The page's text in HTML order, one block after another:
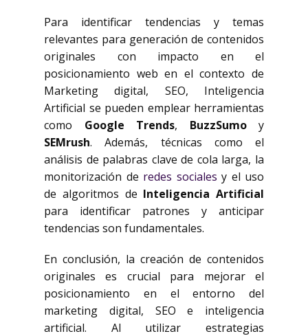
Para identificar tendencias y temas
relevantes para generación de contenidos
originales con impacto en el
posicionamiento web en el contexto de
Marketing digital, SEO, Inteligencia
Artificial se pueden emplear herramientas
como Google Trends, BuzzSumoy
SEMrush. Además, técnicas como el
análisis de palabras clave de cola larga, la
monitorización de redes sociales y el uso
de algoritmos de Inteligencia Artificial
para identificar patrones y anticipar
tendencias son fundamentales.
En conclusión, la creación de contenidos
originales es crucial para mejorar el
posicionamiento en el entorno del
marketing digital, SEO e inteligencia
artificial. Al utilizar estrategias